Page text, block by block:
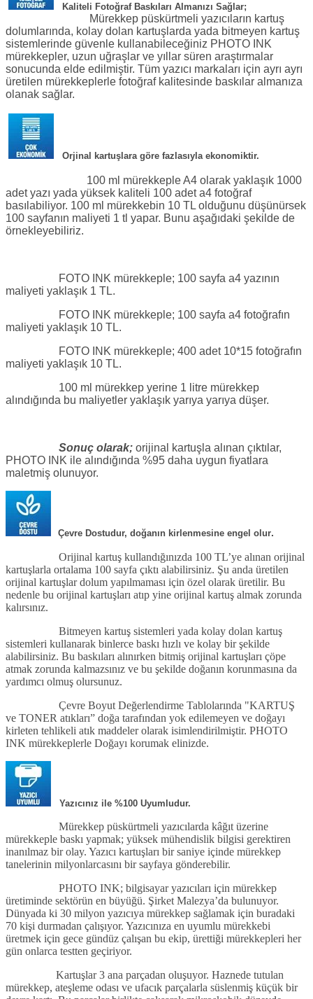
Kaliteli Fotoğraf Baskıları Almanızı Sağlar;
Mürekkep püskürtmeli yazıcıların kartuş
dolumlarında, kolay dolan kartuşlarda yada bitmeyen kartuş
sistemlerinde güvenle kullanabileceğiniz PHOTO INK
mürekkepler, uzun uğraşlar ve yıllar süren araştırmalar
sonucunda elde edilmiştir. Tüm yazıcı markaları için ayrı ayrı
üretilen mürekkeplerle fotoğraf kalitesinde baskılar almanıza
olanak sağlar.
Orjinal kartuşlara göre fazlasıyla ekonomiktir.
100 ml mürekkeple A4 olarak yaklaşık 1000
adet yazı yada yüksek kaliteli 100 adet a4 fotoğraf
basılabiliyor. 100 ml mürekkebin 10 TL olduğunu düşünürsek
100 sayfanın maliyeti 1 tl yapar. Bunu aşağıdaki şekilde de
örnekleyebiliriz.
FOTO INK mürekkeple; 100 sayfa a4 yazının
maliyeti yaklaşık 1 TL.
FOTO INK mürekkeple; 100 sayfa a4 fotoğrafın
maliyeti yaklaşık 10 TL.
FOTO INK mürekkeple; 400 adet 10*15 fotoğrafın
maliyeti yaklaşık 10 TL.
100 ml mürekkep yerine 1 litre mürekkep
alındığında bu maliyetler yaklaşık yarıya yarıya düşer.
Sonuç olarak; orijinal kartuşla alınan çıktılar,
PHOTO INK ile alındığında %95 daha uygun fiyatlara
maletmiş olunuyor.
Çevre Dostudur, doğanın kirlenmesine engel olur.
Orijinal kartuş kullandığınızda 100 TL’ye alınan orijinal
kartuşlarla ortalama 100 sayfa çıktı alabilirsiniz. Şu anda üretilen
orijinal kartuşlar dolum yapılmaması için özel olarak üretilir. Bu
nedenle bu orijinal kartuşları atıp yine orijinal kartuş almak zorunda
kalırsınız.
Bitmeyen kartuş sistemleri yada kolay dolan kartuş
sistemleri kullanarak binlerce baskı hızlı ve kolay bir şekilde
alabilirsiniz. Bu baskıları alınırken bitmiş orijinal kartuşları çöpe
atmak zorunda kalmazsınız ve bu şekilde doğanın korunmasına da
yardımcı olmuş olursunuz.
Çevre Boyut Değerlendirme Tablolarında "KARTUŞ
ve TONER atıkları” doğa tarafından yok edilemeyen ve doğayı
kirleten tehlikeli atık maddeler olarak isimlendirilmiştir. PHOTO
INK mürekkeplerle Doğayı korumak elinizde.
Yazıcınız ile %100 Uyumludur.
Mürekkep püskürtmeli yazıcılarda kâğıt üzerine
mürekkeple baskı yapmak; yüksek mühendislik bilgisi gerektiren
inanılmaz bir olay. Yazıcı kartuşları bir saniye içinde mürekkep
tanelerinin milyonlarcasını bir sayfaya gönderebilir.
PHOTO INK; bilgisayar yazıcıları için mürekkep
üretiminde sektörün en büyüğü. Şirket Malezya’da bulunuyor.
Dünyada ki 30 milyon yazıcıya mürekkep sağlamak için buradaki
70 kişi durmadan çalışıyor. Yazıcınıza en uyumlu mürekkebi
üretmek için gece gündüz çalışan bu ekip, ürettiği mürekkepleri her
gün onlarca testten geçiriyor.
Kartuşlar 3 ana parçadan oluşuyor. Haznede tutulan
mürekkep, ateşleme odası ve ufacık parçalarla süslenmiş küçük bir